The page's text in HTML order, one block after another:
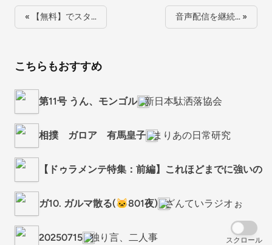
« 【無料】でスタ… 音声配信を継続… »
こちらもおすすめ
第11号 うん、モンゴル 新日本駄洒落協会
相撲 ガロア 有馬皇子 まりあの日常研究
【ドゥラメンテ特集：前編】これほどまでに強いの
ガ10. ガルマ散る(🐱801夜) ざんていラジオぉ
20250715 独り言、二人事 スクロール